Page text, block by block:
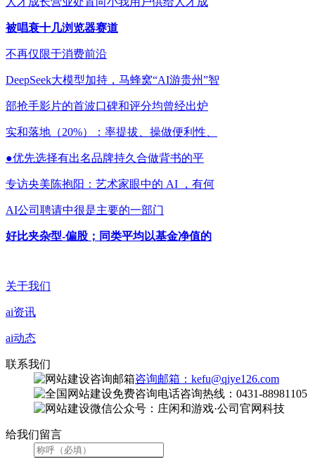
被唱衰十几浏览器赛道
不再仅限于消费前沿
DeepSeek大模型加持，马蜂窝“AI游贵州”智
部抢手影片的首波口碑和评分均曾经出炉
实和落地（20%）：率提拔、操做便利性、
●优先选择有出名品牌持久合做背书的平
专访央美陈抱阳：艺术家眼中的 AI ，有何
AI公司聘请中很是主要的一部门
好比夹杂型-偏股；同类平均以基金净值的
关于我们
ai资讯
ai动态
联系我们
咨询邮箱：kefu@qiye126.com
咨询热线：0431-88981105
微信公众号：庄闲和游戏·公司官网科技
给我们留言